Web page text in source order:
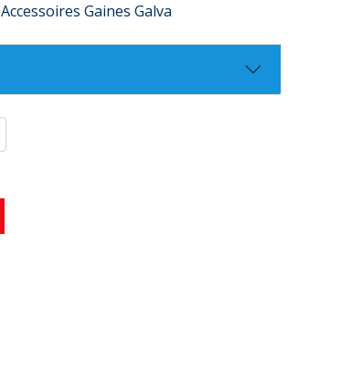
Accessoires Gaines Galva